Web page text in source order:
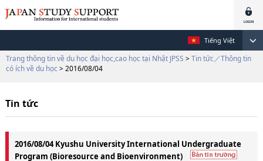
Tiếng Việt
Trang thông tin về du học đại học,cao học tại Nhật JPSS > Tin tức／Thông tin
có ích về du học > 2016/08/04
Tin tức
2016/08/04 Kyushu University International Undergraduate
Program (Bioresource and Bioenvironment)